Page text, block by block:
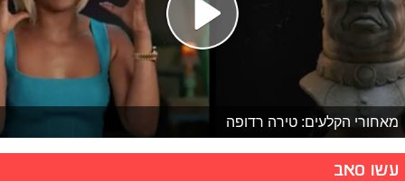
מאחורי הקלעים: טירה רדופה
עשו סאב